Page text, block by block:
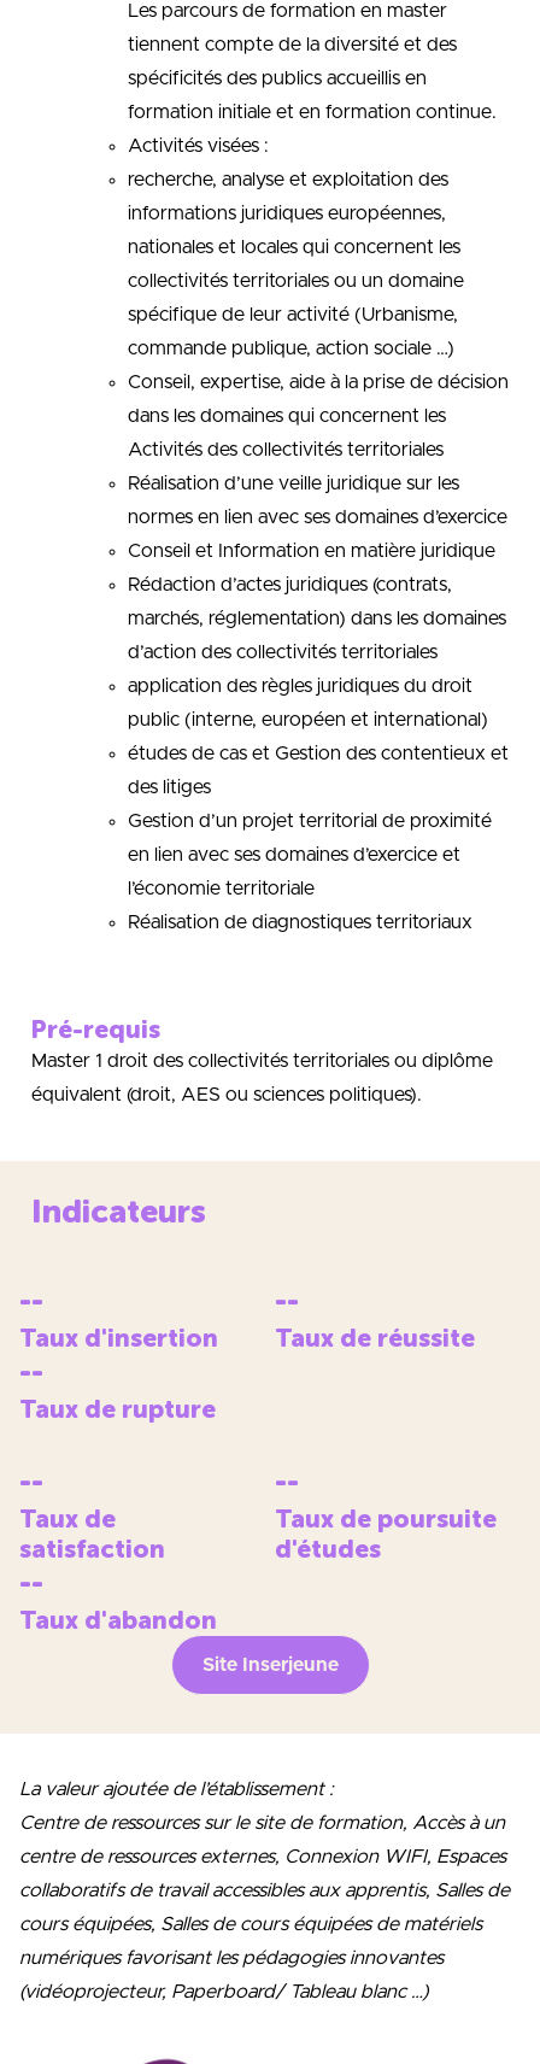
Les parcours de formation en master
tiennent compte de la diversité et des
spécificités des publics accueillis en
formation initiale et en formation continue.
Activités visées :
recherche, analyse et exploitation des
informations juridiques européennes,
nationales et locales qui concernent les
collectivités territoriales ou un domaine
spécifique de leur activité (Urbanisme,
commande publique, action sociale …)
Conseil, expertise, aide à la prise de décision
dans les domaines qui concernent les
Activités des collectivités territoriales
Réalisation d’une veille juridique sur les
normes en lien avec ses domaines d’exercice
Conseil et Information en matière juridique
Rédaction d’actes juridiques (contrats,
marchés, réglementation) dans les domaines
d’action des collectivités territoriales
application des règles juridiques du droit
public (interne, européen et international)
études de cas et Gestion des contentieux et
des litiges
Gestion d’un projet territorial de proximité
en lien avec ses domaines d’exercice et
l’économie territoriale
Réalisation de diagnostiques territoriaux
Pré-requis
Master 1 droit des collectivités territoriales ou diplôme
équivalent (droit, AES ou sciences politiques).
Indicateurs
--
Taux d'insertion
--
Taux de réussite
--
Taux de rupture
--
Taux de
satisfaction
--
Taux de poursuite
d'études
--
Taux d'abandon
Site Inserjeune
La valeur ajoutée de l’établissement :
Centre de ressources sur le site de formation, Accès à un
centre de ressources externes, Connexion WIFI, Espaces
collaboratifs de travail accessibles aux apprentis, Salles de
cours équipées, Salles de cours équipées de matériels
numériques favorisant les pédagogies innovantes
(vidéoprojecteur, Paperboard/ Tableau blanc …)